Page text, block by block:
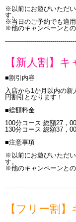
※以前にお遊びいただ
す。
※当日のご予約でも適用
※他のキャンペーンとの
【新人割】
■割引内容
入店から1か月以内の
円割引となります！
■総額料金
100分コース 総額27，
130分コース 総額37，
■注意事項
※以前にお遊びいただ
す。
※他のキャンペーンとの
【フリー割